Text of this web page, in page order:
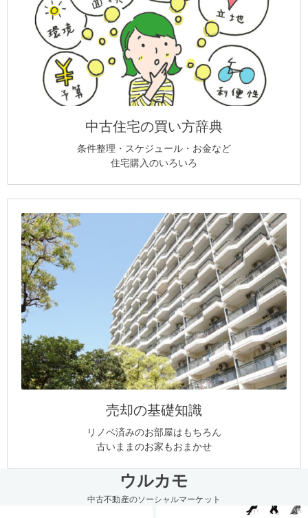
中古住宅の買い方辞典
条件整理・スケジュール・お金など
住宅購入のいろいろ
売却の基礎知識
リノベ済みのお部屋はもちろん
古いままのお家もおまかせ
ウルカモ
中古不動産のソーシャルマーケット